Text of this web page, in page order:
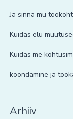
Ja sinna mu
Kuidas elu
Kuidas me
koondamine ja
Arhiiv